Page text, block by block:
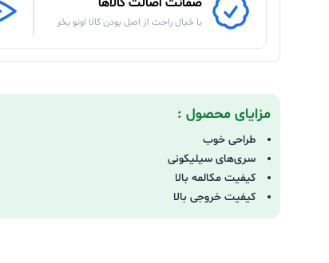
ضمانت اصالت کالاها
با خیال راحت از اصل بودن کالا اونو بخر
مزایای محصول :
طراحی خوب
سری‌های سیلیکونی
کیفیت مکالمه بالا
کیفیت خروجی بالا